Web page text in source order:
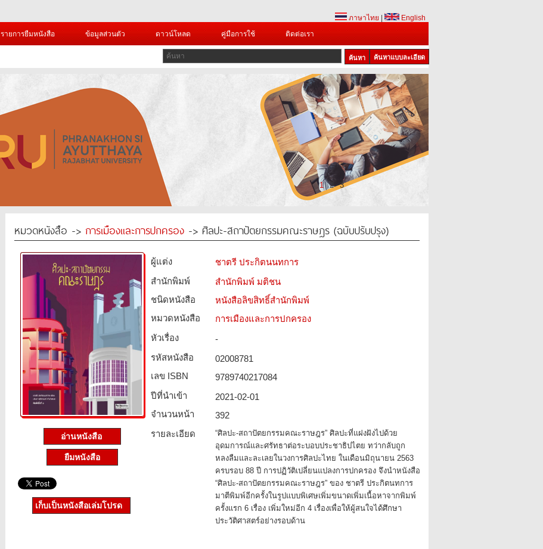
ภาษาไทย
English
รายการยืมหนังสือ ข้อมูลส่วนตัว ดาวน์โหลด คู่มือการใช้ ติดต่อเรา
ค้นหาแบบละเอียด
1 2 3
หมวดหนังสือ -> การเมืองและการปกครอง -> ศิลปะ-สถาปัตยกรรมคณะราษฎร (ฉบับปรับปรุง)
อ่านหนังสือ
ยืมหนังสือ
ผู้แต่ง
ชาตรี ประกิตนนทการ
สำนักพิมพ์
สำนักพิมพ์ มติชน
ชนิดหนังสือ­
หนังสือลิขสิทธิ์สำนักพิมพ์
หมวดหนังสือ­
การเมืองและการปกครอง
หัวเรื่อง
-
รหัสหนังสือ­
02008781
เลข ISBN
9789740217084
ปีที่นำเข้า
2021-02-01
จำนวนหน้า
392
รายละเอียด
“ศิลปะ-สถาปัตยกรรมคณะราษฎร” ศิลปะที่แฝงฝังไปด้วย
อุดมการณ์และศรัทธาต่อระบอบประชาธิปไตย ทว่ากลับถูก
หลงลืมและละเลยในวงการศิลปะไทย ในเดือนมิถุนายน 2563
ครบรอบ 88 ปี การปฏิวัติเปลี่ยนแปลงการปกครอง จึงนำหนังสือ
“ศิลปะ-สถาปัตยกรรมคณะราษฎร” ของ ชาตรี ประกิตนทการ
มาตีพิมพ์อีกครั้งในรูปแบบพิเศษเพิ่มขนาดเพิ่มเนื้อหาจากพิมพ์
ครั้งแรก 6 เรื่อง เพิ่มใหม่อีก 4 เรื่องเพื่อให้ผู้สนใจได้ศึกษา
ประวัติศาสตร์อย่างรอบด้าน
เก็บเป็นหนังสือเล่มโปรด